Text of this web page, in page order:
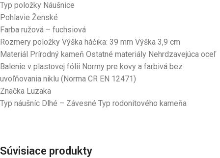
Typ položky Náušnice
Pohlavie Ženské
Farba ružová – fuchsiová
Rozmery položky Výška háčika: 39 mm Výška 3,9 cm
Materiál Prírodný kameň Ostatné materiály Nehrdzavejúca oceľ
Balenie v plastovej fólii Normy pre kovy a farbivá bez
uvoľňovania niklu (Norma CR EN 12471)
Značka Luzaka
Typ náušníc Dlhé – Závesné Typ rodonitového kameňa
Súvisiace produkty